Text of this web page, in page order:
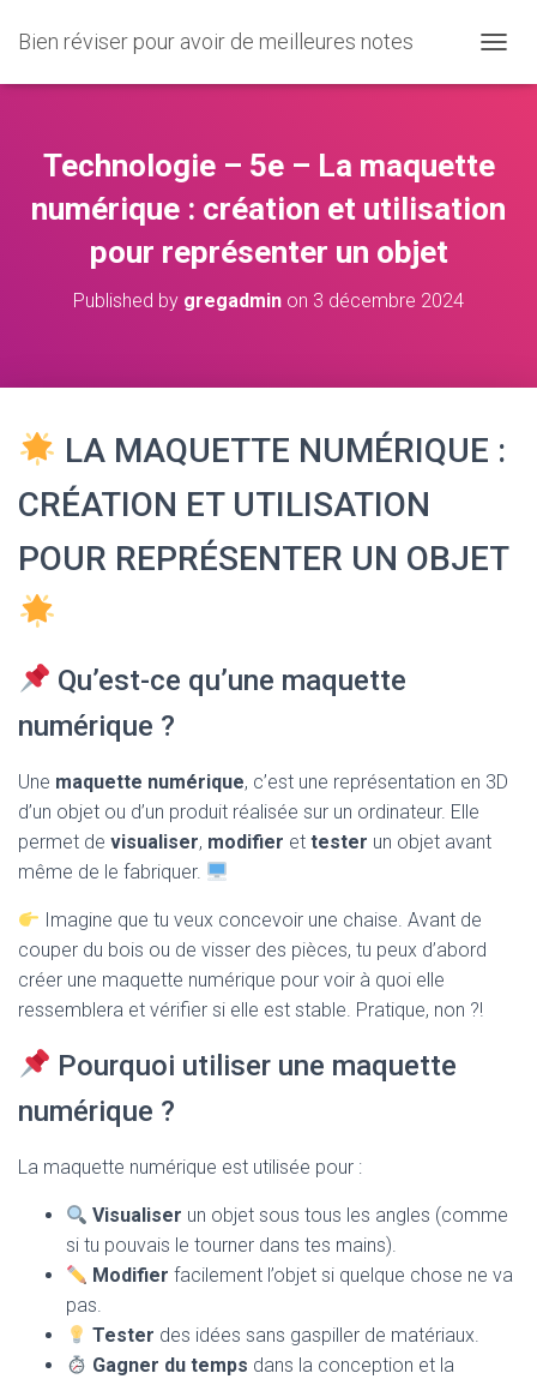
Bien réviser pour avoir de meilleures notes
U
R
F
V
Technologie – 5e – La maquette
numérique : création et utilisation
pour représenter un objet
Published by gregadmin on 3 décembre 2024
LA MAQUETTE NUMÉRIQUE :
CRÉATION ET UTILISATION
POUR REPRÉSENTER UN OBJET
Qu’est-ce qu’une maquette
numérique ?
Une maquette numérique, c’est une représentation en 3D
d’un objet ou d’un produit réalisée sur un ordinateur. Elle
permet de visualiser, modifier et tester un objet avant
même de le fabriquer.
Imagine que tu veux concevoir une chaise. Avant de
couper du bois ou de visser des pièces, tu peux d’abord
créer une maquette numérique pour voir à quoi elle
ressemblera et vérifier si elle est stable. Pratique, non ?!
Pourquoi utiliser une maquette
numérique ?
La maquette numérique est utilisée pour :
Visualiser un objet sous tous les angles (comme
si tu pouvais le tourner dans tes mains).
Modifier facilement l’objet si quelque chose ne va
pas.
Tester des idées sans gaspiller de matériaux.
Gagner du temps dans la conception et la